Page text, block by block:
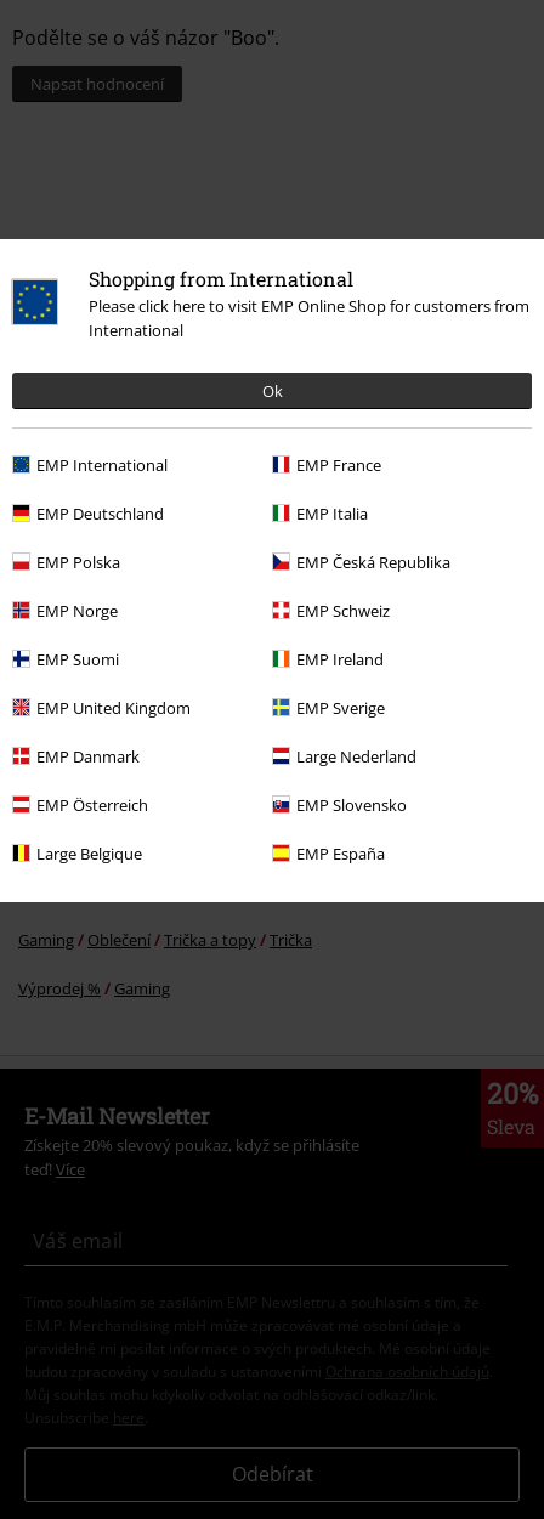
Shopping from International
Please click here to visit EMP Online Shop for customers from
International
Ok
EMP International EMP France
EMP Deutschland EMP Italia
EMP Polska EMP Česká Republika
EMP Norge EMP Schweiz
EMP Suomi EMP Ireland
EMP United Kingdom EMP Sverige
EMP Danmark Large Nederland
EMP Österreich EMP Slovensko
Large Belgique EMP España
Podělte se o váš názor "Boo".
Napsat hodnocení
Kč 549,00
More categories. More options.
Oblečení Trička a topy
Oblečení & doplňky
Gaming Oblečení Trička a topy Trička
Výprodej % Gaming
20%
Sleva
E-Mail Newsletter
Získejte 20% slevový poukaz, když se přihlásíte
teď! Více
Tímto souhlasím se zasíláním EMP Newslettru a souhlasím s tím, že
E.M.P. Merchandising mbH může zpracovávat mé osobní údaje a
pravidelně mi posílat informace o svých produktech. Mé osobní údaje
budou zpracovány v souladu s ustanoveními
Ochrana osobních údajů
Můj souhlas mohu kdykoliv odvolat na odhlašovací odkaz/link.
Unsubscribe here
Odebírat